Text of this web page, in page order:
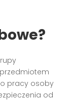
pracy osoby
od